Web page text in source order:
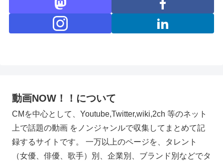
動画NOW！！について
CMを中心として、Youtube,Twitter,wiki,2ch 等のネット
上で話題の動画 をノンジャンルで収集してまとめて記
録するサイトです。 一万以上のページを、タレント
（女優、俳優、歌手）別、企業別、ブランド別などでタ